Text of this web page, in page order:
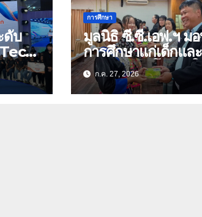
ดับ
วิจัย
ชย์
การศึกษา
มูลนิธิ ซี.ซี.เอฟ.ฯ ม
การศึกษาแก่เด็กและ
เยาวชนด้อยโอกาส
จังหวัดเชียงราย-พะเ
สร้างโอกาสทางการ
ก.ค. 27, 2026